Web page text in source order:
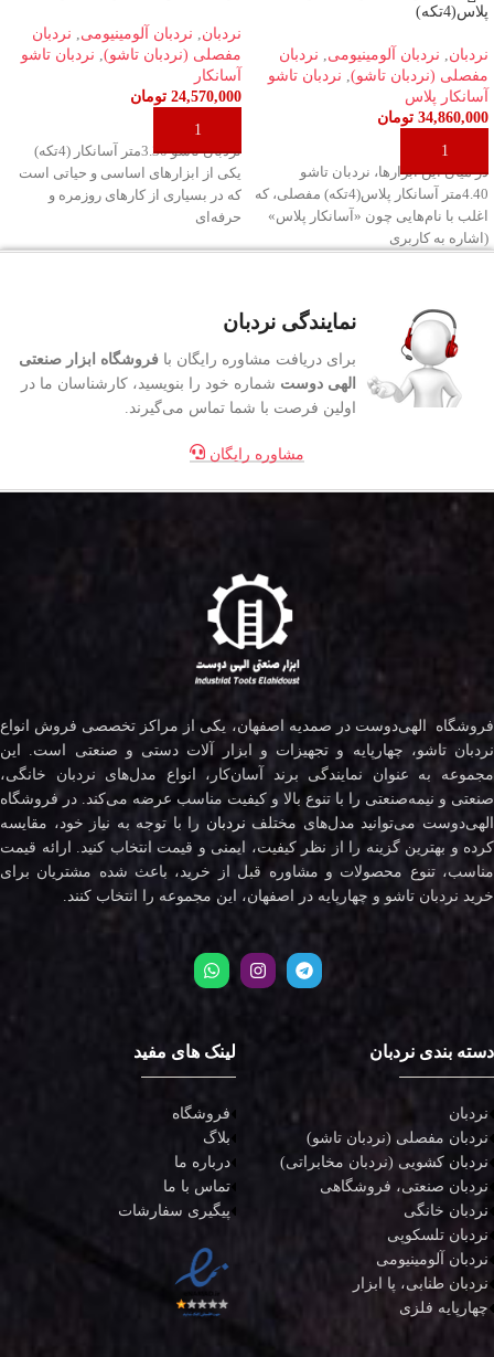
پلاس(4تکه)
نردبان نردبان آلومینیومی
نردبان
مفصلی (نردبان تاشو) نردبان تاشو
آسانکار پلاس
34,860,000 تومان
افزودن به سبد خرید
در میان این ابزارها، نردبان تاشو
4.40متر آسانکار پلاس(4تکه) مفصلی، که
اغلب با نام‌هایی چون «آسانکار پلاس»
(اشاره به کاربری
نردبان نردبان آلومینیومی
نردبان
مفصلی (نردبان تاشو) نردبان تاشو
آسانکار
24,570,000 تومان
افزودن به سبد خرید
نردبان تاشو 3.30متر آسانکار (4تکه)
یکی از ابزارهای اساسی و حیاتی است
که در بسیاری از کارهای روزمره و
حرفه‌ای
نمایندگی نردبان
برای دریافت مشاوره رایگان با فروشگاه ابزار صنعتی
الهی دوست شماره خود را بنویسید، کارشناسان ما در
اولین فرصت با شما تماس می‌گیرند.
مشاوره رایگان
فروشگاه الهی‌دوست در صمدیه اصفهان، یکی از مراکز تخصصی فروش انواع
نردبان تاشو، چهارپایه و تجهیزات و ابزار آلات دستی و صنعتی است. این
مجموعه به عنوان نمایندگی برند آسان‌کار، انواع مدل‌های نردبان خانگی،
صنعتی و نیمه‌صنعتی را با تنوع بالا و کیفیت مناسب عرضه می‌کند. در فروشگاه
الهی‌دوست می‌توانید مدل‌های مختلف نردبان را با توجه به نیاز خود، مقایسه
کرده و بهترین گزینه را از نظر کیفیت، ایمنی و قیمت انتخاب کنید. ارائه قیمت
مناسب، تنوع محصولات و مشاوره قبل از خرید، باعث شده مشتریان برای
خرید نردبان تاشو و چهارپایه در اصفهان، این مجموعه را انتخاب کنند.
دسته بندی نردبان
نردبان
نردبان مفصلی (نردبان تاشو)
نردبان کشویی (نردبان مخابراتی)
نردبان صنعتی، فروشگاهی
نردبان خانگی
نردبان تلسکوپی
نردبان آلومینیومی
نردبان طنابی، پا ابزار
چهارپایه فلزی
لینک های مفید
فروشگاه
بلاگ
درباره ما
تماس با ما
پیگیری سفارشات